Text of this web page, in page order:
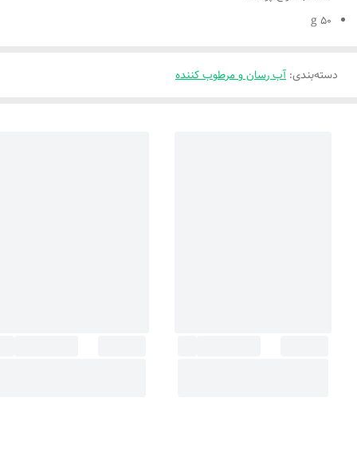
50 g
دسته‌بندی: آب رسان و مرطوب کننده